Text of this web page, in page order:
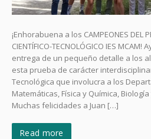
¡Enhorabuena a los CAMPEONES DEL
CIENTÍFICO-TECNOLÓGICO IES
entrega de un pequeño detalle a los
esta prueba de carácter
Tecnológica que involucra a los
Matemáticas, Física y Química,
Muchas felicidades a Juan […]
Read more